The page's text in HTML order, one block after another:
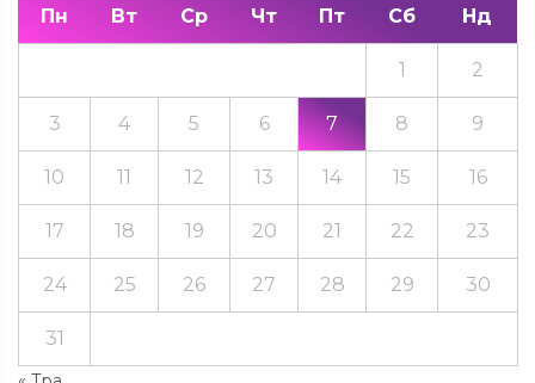
Пн Вт Ср Чт Пт Сб Нд
1 2
3 4 5 6 7 8 9
10 11 12 13 14 15 16
17 18 19 20 21 22 23
24 25 26 27 28 29 30
31